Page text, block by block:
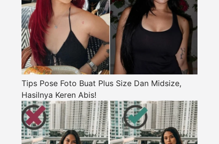
Tips Pose Foto Buat Plus Size Dan Midsize,
Hasilnya Keren Abis!